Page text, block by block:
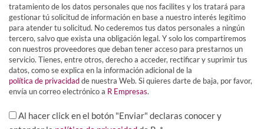
tratamiento de los datos personales que nos facilites y los tratará para
gestionar tú solicitud de información en base a nuestro interés legítimo
para atender tu solicitud. No cederemos tus datos personales a ningún
tercero, salvo que exista una obligación legal. Y solo los compartiremos
con nuestros proveedores que deban tener acceso para prestarnos un
servicio. Tienes, entre otros, derecho a acceder, rectificar y suprimir tus
datos, como se explica en la información adicional de la
política de privacidadde nuestra Web. Si quieres darte de baja, por favor,
envía un correo electrónico a R Empresas.
Al hacer click en el botón "Enviar" declaras conocer y